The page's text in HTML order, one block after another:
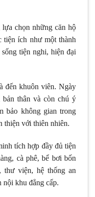
chọn những căn hộ
tiện ích như một thành
tiện nghi, hiện đại
đến khuôn viên. Ngày
thân và còn chú ý
bảo không gian trong
thiện với thiên nhiên.
tích hợp đầy đủ tiện
cà phê, bể bơi bốn
thư viện, hệ thống an
khu đẳng cấp.